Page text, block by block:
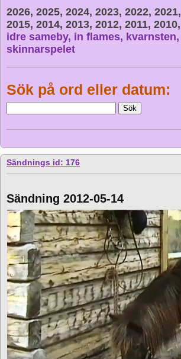
2026, 2025, 2024, 2023, 2022, 2021,
2015, 2014, 2013, 2012, 2011, 2010,
idre sameby, in flames, kvarnsten,
skinnarspelet
Sök på ord eller datum:
Sändnings id: 176
Sändning 2012-05-14